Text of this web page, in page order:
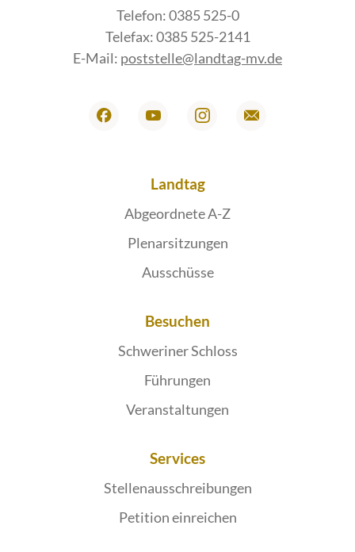
Telefon: 0385 525-0
Telefax: 0385 525-2141
E-Mail: poststelle@landtag-mv.de
Landtag
Abgeordnete A-Z
Plenarsitzungen
Ausschüsse
Besuchen
Schweriner Schloss
Führungen
Veranstaltungen
Services
Stellenausschreibungen
Petition einreichen